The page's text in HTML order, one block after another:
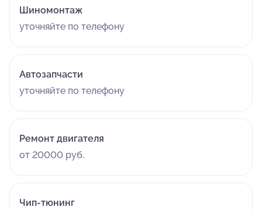
Шиномонтаж
уточняйте по телефону
Автозапчасти
уточняйте по телефону
Ремонт двигателя
от 20000 руб.
Чип-тюнинг